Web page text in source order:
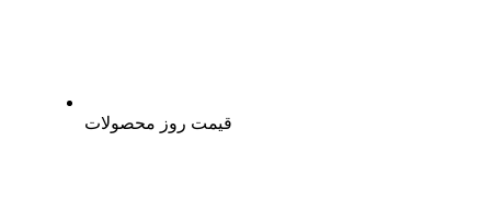
قیمت روز محصولات